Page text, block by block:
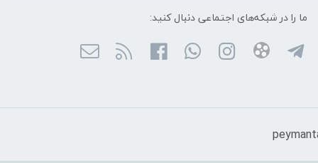
ما را در شبکه‌های اجتماعی دنبال کنید: